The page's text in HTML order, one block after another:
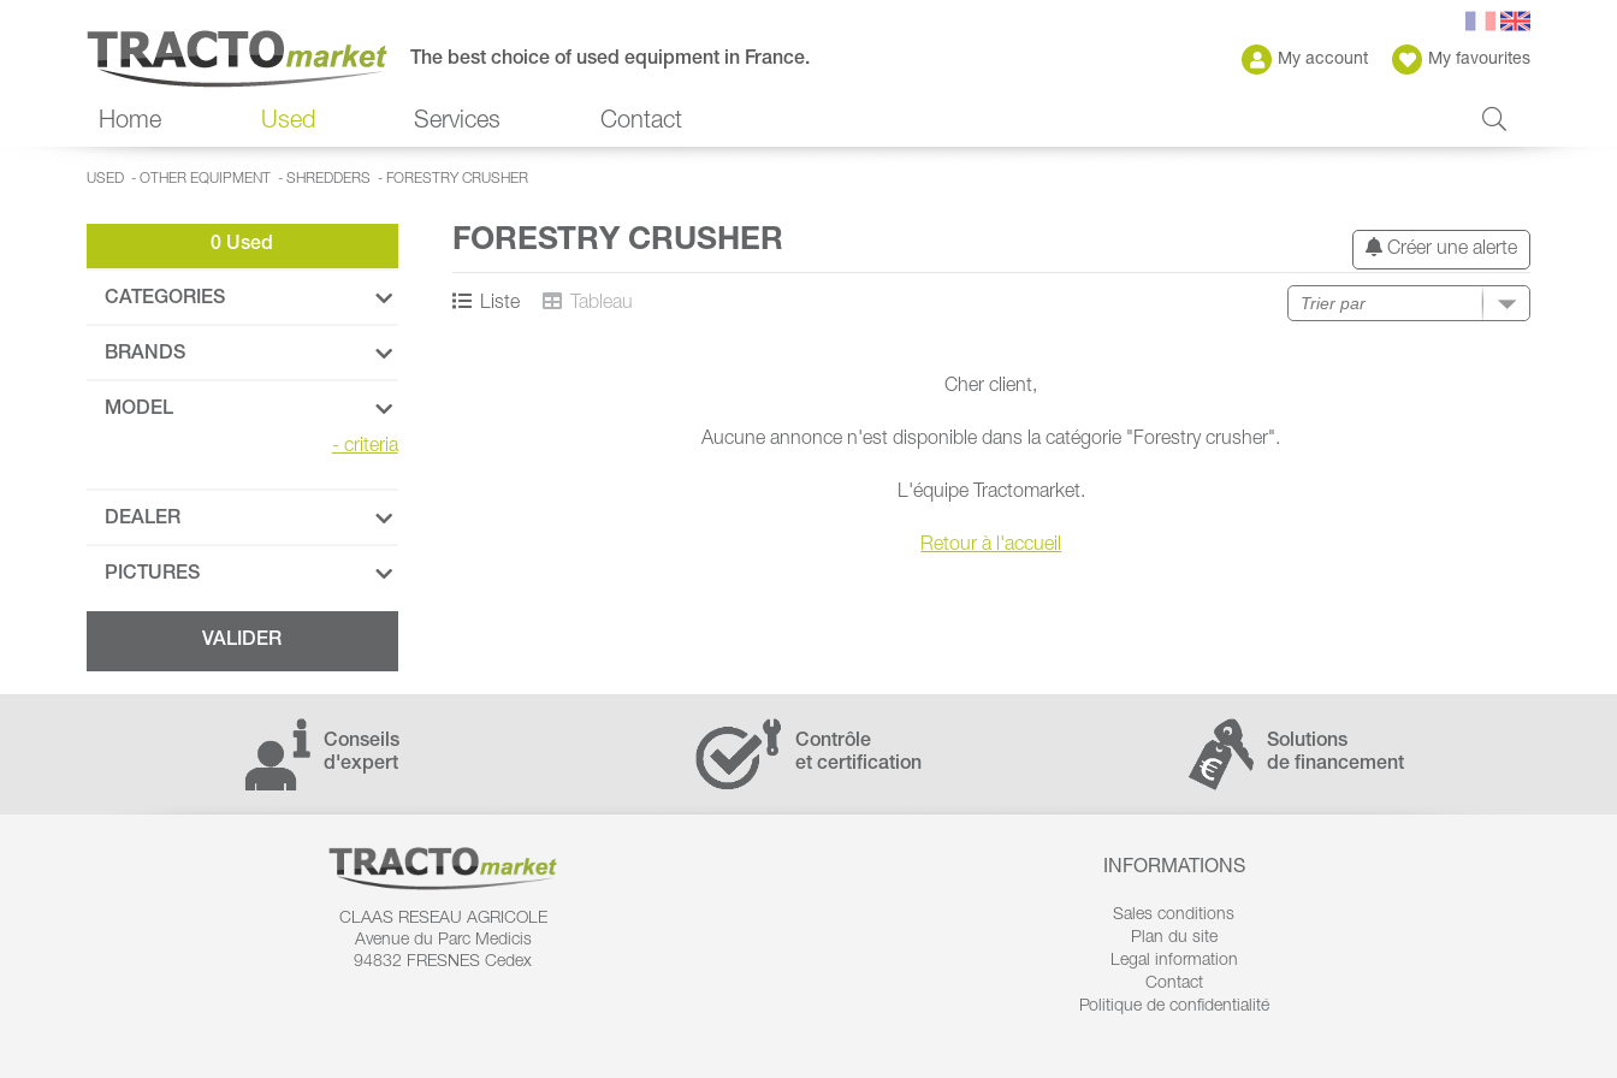
The best choice of used equipment in France. My account My favourites
Home Used Services Contact
USED - OTHER EQUIPMENT - SHREDDERS - FORESTRY CRUSHER
0 Used
CATEGORIES
BRANDS
MODEL
- criteria
DEALER
PICTURES
Créer une alerte
FORESTRY CRUSHER
Liste Tableau
Cher client,
Aucune annonce n'est disponible dans la catégorie "Forestry crusher".
L'équipe Tractomarket.
Retour à l'accueil
Conseils
d'expert
Contrôle
et certification
Solutions
de financement
CLAAS RESEAU AGRICOLE
Avenue du Parc Medicis
94832 FRESNES Cedex
INFORMATIONS
Sales conditions
Plan du site
Legal information
Contact
Politique de confidentialité